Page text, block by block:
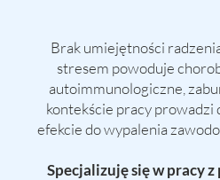
Brak umiejętności
stresem powoduje
autoimmunologiczne,
kontekście pracy
efekcie do wypalenia
Specjalizuję się w pracy